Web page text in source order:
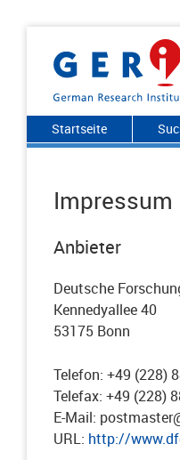
Startseite
Impressum
Anbieter
Deutsche
Kennedyallee 40
53175 Bonn
Telefon: +49 (228)
Telefax: +49 (228)
E-Mail:
URL: http://